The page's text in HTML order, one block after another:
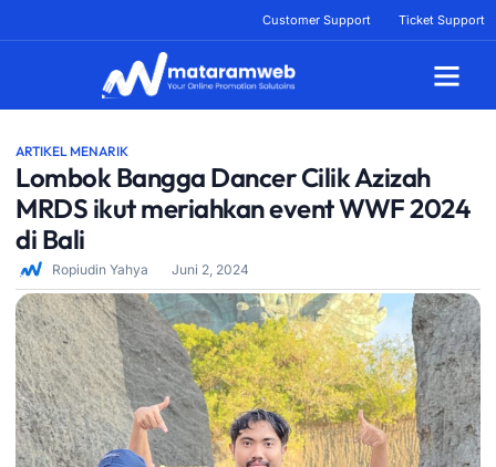
Customer Support Ticket Support
ARTIKEL MENARIK
Lombok Bangga Dancer Cilik Azizah
MRDS ikut meriahkan event WWF 2024
di Bali
Ropiudin Yahya Juni 2, 2024